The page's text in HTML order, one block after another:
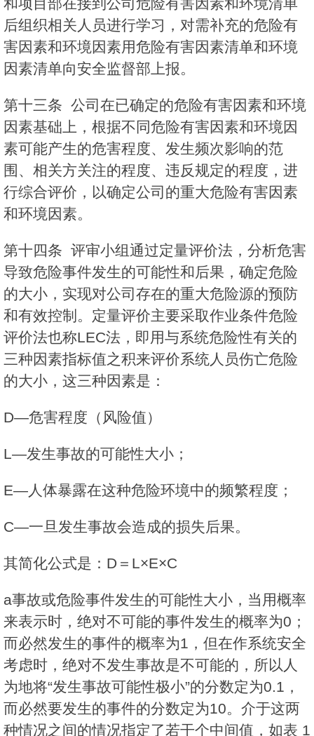
后组织相关人员进行学习，对需补充的危险有
害因素和环境因素用危险有害因素清单和环境
因素清单向安全监督部上报。
第十三条 公司在已确定的危险有害因素和环境
因素基础上，根据不同危险有害因素和环境因
素可能产生的危害程度、发生频次影响的范
围、相关方关注的程度、违反规定的程度，进
行综合评价，以确定公司的重大危险有害因素
和环境因素。
第十四条 评审小组通过定量评价法，分析危害
导致危险事件发生的可能性和后果，确定危险
的大小，实现对公司存在的重大危险源的预防
和有效控制。定量评价主要采取作业条件危险
评价法也称LEC法，即用与系统危险性有关的
三种因素指标值之积来评价系统人员伤亡危险
的大小，这三种因素是：
D―危害程度（风险值）
L―发生事故的可能性大小；
E―人体暴露在这种危险环境中的频繁程度；
C―一旦发生事故会造成的损失后果。
其简化公式是：D＝L×E×C
a事故或危险事件发生的可能性大小，当用概率
来表示时，绝对不可能的事件发生的概率为0；
而必然发生的事件的概率为1，但在作系统安全
考虑时，绝对不发生事故是不可能的，所以人
为地将“发生事故可能性极小”的分数定为0.1，
而必然要发生的事件的分数定为10。介于这两
种情况之间的情况指定了若干个中间值，如表 1